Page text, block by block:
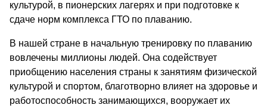
культурой, в пионерских лагерях и при подготовке к
сдаче норм комплекса ГТО по плаванию.
В нашей стране в начальную тренировку по плаванию
вовлечены миллионы людей. Она содействует
приобщению населения страны к занятиям физической
культурой и спортом, благотворно влияет на здоровье и
работоспособность занимающихся, вооружает их